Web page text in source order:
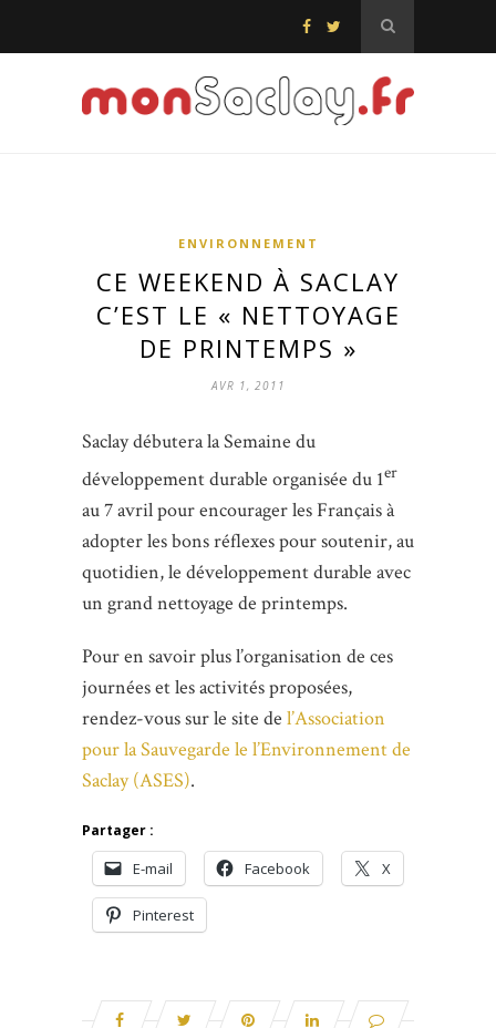
ENVIRONNEMENT
CE WEEKEND À SACLAY
C’EST LE « NETTOYAGE
DE PRINTEMPS »
AVR 1, 2011
Saclay débutera la Semaine du
développement durable organisée du 1er
au 7 avril pour encourager les Français à
adopter les bons réflexes pour soutenir, au
quotidien, le développement durable avec
un grand nettoyage de printemps.
Pour en savoir plus l’organisation de ces
journées et les activités proposées,
rendez-vous sur le site de l’Association
pour la Sauvegarde le l’Environnement de
Saclay (ASES).
Partager :
E-mail Facebook X
Pinterest